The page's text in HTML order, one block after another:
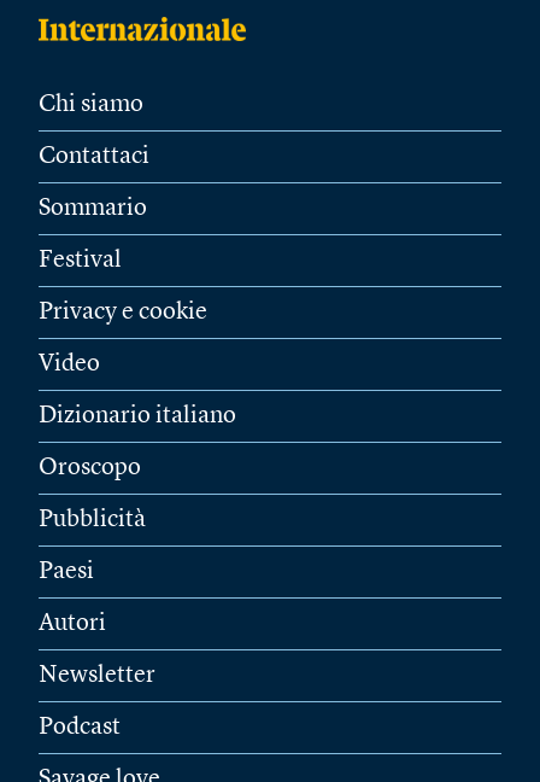
Chi siamo
Contattaci
Sommario
Festival
Privacy e cookie
Video
Dizionario italiano
Oroscopo
Pubblicità
Paesi
Autori
Newsletter
Podcast